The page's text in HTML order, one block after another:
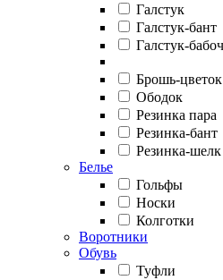
Галстук
Галстук-бант
Галстук-
Брошь-цветок
Ободок
Резинка пара
Резинка-бант
Резинка-шелк
Белье
Гольфы
Носки
Колготки
Воротники
Обувь
Туфли